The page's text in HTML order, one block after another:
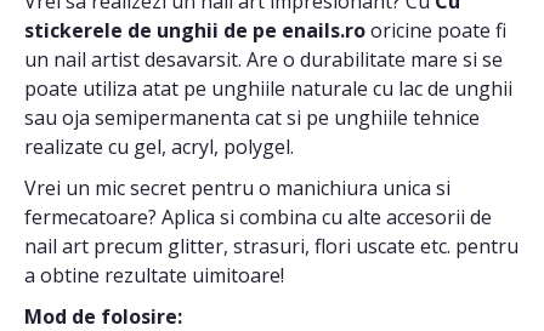
stickerele de unghii de pe enails.rooricine poate fi
un nail artist desavarsit. Are o durabilitate mare si se
poate utiliza atat pe unghiile naturale cu lac de unghii
sau oja semipermanenta cat si pe unghiile tehnice
realizate cu gel, acryl, polygel.
Vrei un mic secret pentru o manichiura unica si
fermecatoare? Aplica si combina cu alte accesorii de
nail art precum glitter, strasuri, flori uscate etc. pentru
a obtine rezultate uimitoare!
Mod de folosire: